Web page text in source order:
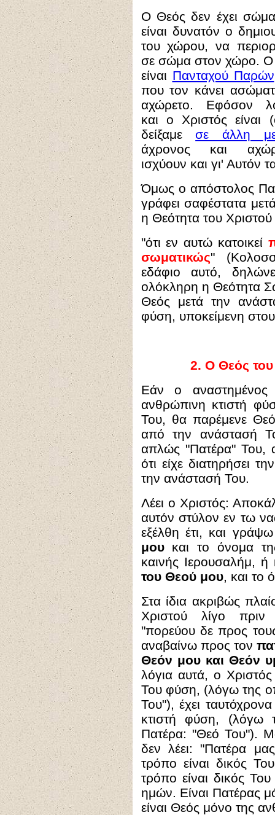
Ο Θεός δεν έχει
είναι δυνατόν ο
του χώρου, να
σε σώμα στον χώρο. Ο
είναι Πανταχού Παρών
που τον κάνει
αχώρετο. Εφόσον
και ο Χριστός είναι
δείξαμεσε άλλη
άχρονος και
ισχύουν και γι' Αυτόν
Όμως ο απόστολος
γράφει σαφέστατα
η Θεότητα του
"ότι εν αυτώ κατοικεί
σωματικώς"
εδάφιο αυτό,
ολόκληρη η Θεότητα
Θεός μετά την
φύση, υποκείμενη
2. Ο Θεός
Εάν ο αναστημένος
ανθρώπινη κτιστή
Του, θα παρέμενε
από την ανάστασή
απλώς "Πατέρα" Του,
ότι είχε διατηρήσει
την ανάστασή Του.
Λέει ο Χριστός:
αυτόν στύλον εν τω
εξέλθη έτι, και
μουκαι το όνομα
καινής Ιερουσαλήμ,
του Θεού μου, και το
Στα ίδια ακριβώς
Χριστού λίγο πριν
"πορεύου δε προς
αναβαίνω προς τον
Θεόν μου και Θεόν
λόγια αυτά, ο Χριστός
Του φύση, (λόγω της
Του"), έχει
κτιστή φύση, (λόγω
Πατέρα: "Θεό Του").
δεν λέει: "Πατέρα
τρόπο είναι δικός
τρόπο είναι δικός
ημών. Είναι Πατέρας
είναι Θεός μόνο της